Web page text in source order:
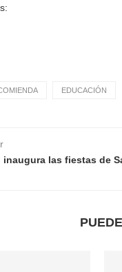
EDUCACIÓN
inaugura las fiestas de